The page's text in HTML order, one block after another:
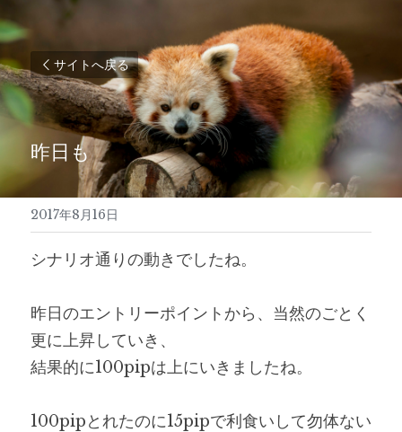
サイトへ戻る
昨日も
2017年8月16日
シナリオ通りの動きでしたね。
昨日のエントリーポイントから、当然のごとく
更に上昇していき、
結果的に100pipは上にいきましたね。
100pipとれたのに15pipで利食いして勿体ない